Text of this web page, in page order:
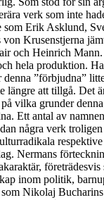
verk som inte
som Erik Asklund,
von Krusenstjerna
och Heinrich Mann.
hela produktion.
denna ”förbjudna”
längre att tillgå. Det
vilka grunder
Ett antal av
några verk
Nermans
inom politik,
Nikolaj Bucharins